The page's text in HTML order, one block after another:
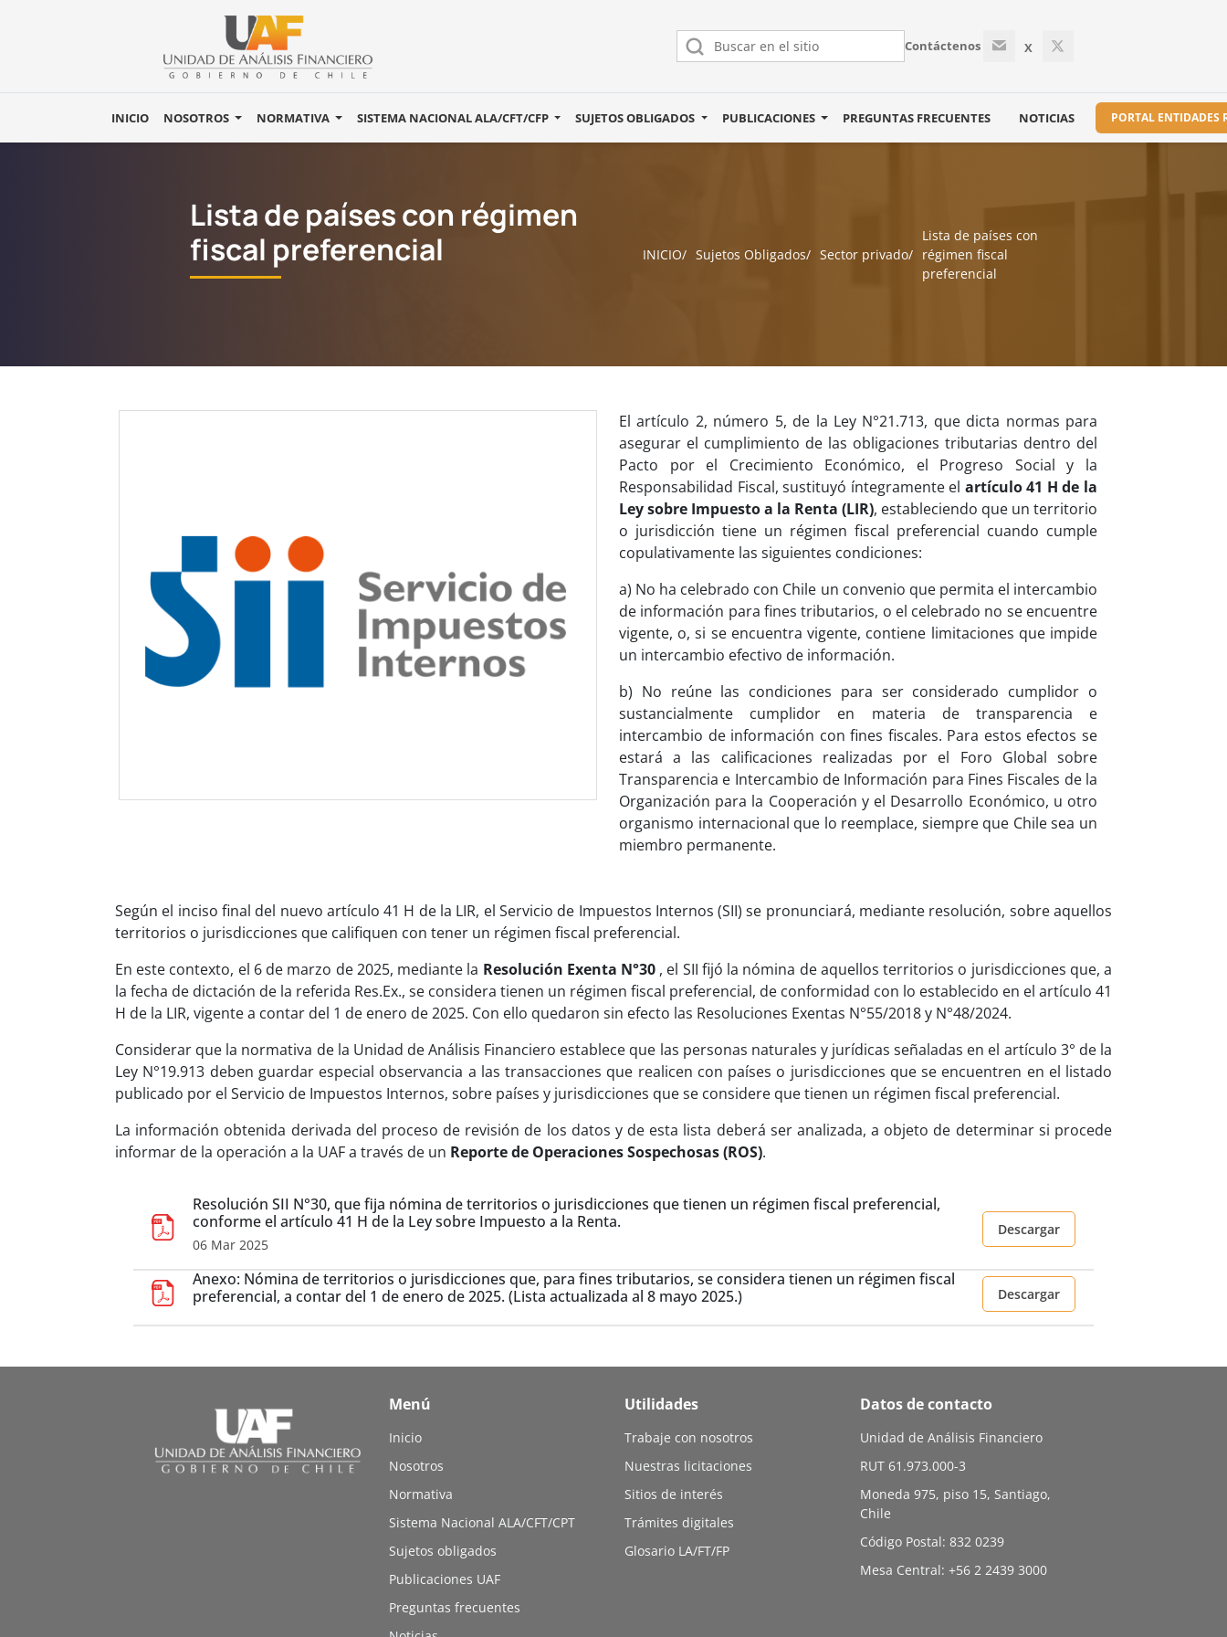
Contáctenos X
INICIO NOSOTROS NORMATIVA SISTEMA NACIONAL ALA/CFT/CFP SUJETOS OBLIGADOS PUBLICACIONES PREGUNTAS FRECUENTES NOTICIAS PORTAL ENTIDADES
Lista de países con régimen
fiscal preferencial
INICIO Sujetos Obligados Sector privado
Lista de países con
régimen fiscal
preferencial
El artículo 2, número 5, de la Ley N°21.713, que dicta normas para
asegurar el cumplimiento de las obligaciones tributarias dentro del
Pacto por el Crecimiento Económico, el Progreso Social y la
Responsabilidad Fiscal, sustituyó íntegramente el artículo 41 H de la
Ley sobre Impuesto a la Renta (LIR), estableciendo que un territorio
o jurisdicción tiene un régimen fiscal preferencial cuando cumple
copulativamente las siguientes condiciones:
a) No ha celebrado con Chile un convenio que permita el intercambio
de información para fines tributarios, o el celebrado no se encuentre
vigente, o, si se encuentra vigente, contiene limitaciones que impide
un intercambio efectivo de información.
b) No reúne las condiciones para ser considerado cumplidor o
sustancialmente cumplidor en materia de transparencia e
intercambio de información con fines fiscales. Para estos efectos se
estará a las calificaciones realizadas por el Foro Global sobre
Transparencia e Intercambio de Información para Fines Fiscales de la
Organización para la Cooperación y el Desarrollo Económico, u otro
organismo internacional que lo reemplace, siempre que Chile sea un
miembro permanente.
Según el inciso final del nuevo artículo 41 H de la LIR, el Servicio de Impuestos Internos (SII) se pronunciará, mediante resolución, sobre aquellos
territorios o jurisdicciones que califiquen con tener un régimen fiscal preferencial.
En este contexto, el 6 de marzo de 2025, mediante la Resolución Exenta N°30 , el SII fijó la nómina de aquellos territorios o jurisdicciones que, a
la fecha de dictación de la referida Res.Ex., se considera tienen un régimen fiscal preferencial, de conformidad con lo establecido en el artículo 41
H de la LIR, vigente a contar del 1 de enero de 2025. Con ello quedaron sin efecto las Resoluciones Exentas N°55/2018 y N°48/2024.
Considerar que la normativa de la Unidad de Análisis Financiero establece que las personas naturales y jurídicas señaladas en el artículo 3° de la
Ley N°19.913 deben guardar especial observancia a las transacciones que realicen con países o jurisdicciones que se encuentren en el listado
publicado por el Servicio de Impuestos Internos, sobre países y jurisdicciones que se considere que tienen un régimen fiscal preferencial.
La información obtenida derivada del proceso de revisión de los datos y de esta lista deberá ser analizada, a objeto de determinar si procede
informar de la operación a la UAF a través de un Reporte de Operaciones Sospechosas (ROS).
Resolución SII N°30, que fija nómina de territorios o jurisdicciones que tienen un régimen fiscal preferencial,
conforme el artículo 41 H de la Ley sobre Impuesto a la Renta.
06 Mar 2025
Descargar
Anexo: Nómina de territorios o jurisdicciones que, para fines tributarios, se considera tienen un régimen fiscal
preferencial, a contar del 1 de enero de 2025. (Lista actualizada al 8 mayo 2025.)
Descargar
Menú
Inicio
Nosotros
Normativa
Sistema Nacional ALA/CFT/CPT
Sujetos obligados
Publicaciones UAF
Preguntas frecuentes
Utilidades
Trabaje con nosotros
Nuestras licitaciones
Sitios de interés
Trámites digitales
Glosario LA/FT/FP
Datos de contacto
Unidad de Análisis Financiero
RUT 61.973.000-3
Moneda 975, piso 15, Santiago,
Chile
Código Postal: 832 0239
Mesa Central: +56 2 2439 3000